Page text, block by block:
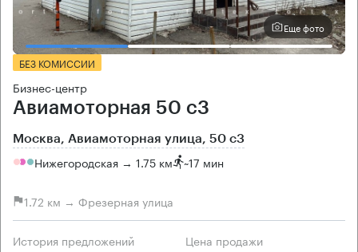
Еще фото
БЕЗ КОМИССИИ
Бизнес-центр
Авиамоторная 50 с3
Москва, Авиамоторная улица, 50 с3
Нижегородская → 1.75 км ~17 мин
1.72 км → Фрезерная улица
История предложений Цена продажи